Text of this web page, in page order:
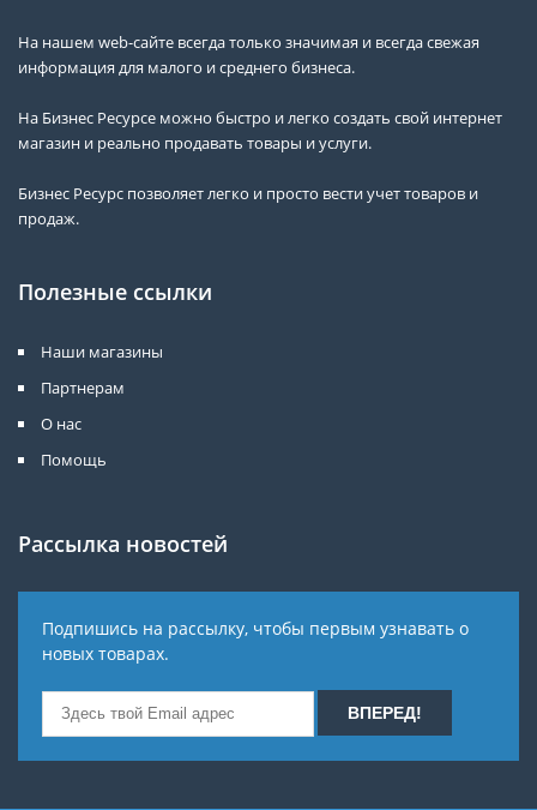
На нашем web-сайте всегда только значимая и всегда свежая
информация для малого и среднего бизнеса.
На Бизнес Ресурсе можно быстро и легко создать свой интернет
магазин и реально продавать товары и услуги.
Бизнес Ресурс позволяет легко и просто вести учет товаров и
продаж.
Полезные ссылки
Наши магазины
Партнерам
О нас
Помощь
Рассылка новостей
Подпишись на рассылку, чтобы первым узнавать о
новых товарах.